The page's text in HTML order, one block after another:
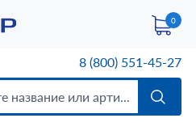
0
8 (800) 551-45-27